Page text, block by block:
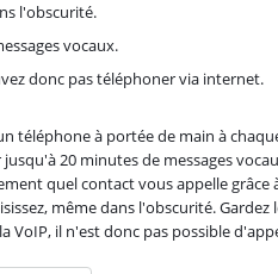
l'obscurité.
vocaux.
donc pas téléphoner via internet.
téléphone à portée de main à
20 minutes de messages
quel contact vous appelle
même dans l'obscurité.
VoIP, il n'est donc pas possible